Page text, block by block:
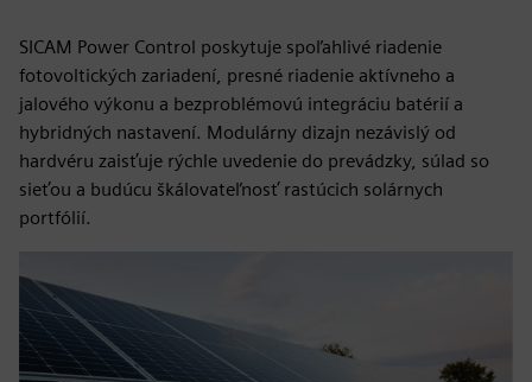
SICAM Power Control poskytuje spoľahlivé riadenie
fotovoltických zariadení, presné riadenie aktívneho a
jalového výkonu a bezproblémovú integráciu batérií a
hybridných nastavení. Modulárny dizajn nezávislý od
hardvéru zaisťuje rýchle uvedenie do prevádzky, súlad so
sieťou a budúcu škálovateľnosť rastúcich solárnych
portfólií.